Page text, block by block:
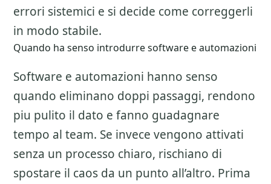
errori sistemici e si decide come correggerli
in modo stabile.
Quando ha senso introdurre software e automazioni
Software e automazioni hanno senso
quando eliminano doppi passaggi, rendono
piu pulito il dato e fanno guadagnare
tempo al team. Se invece vengono attivati
senza un processo chiaro, rischiano di
spostare il caos da un punto all’altro. Prima